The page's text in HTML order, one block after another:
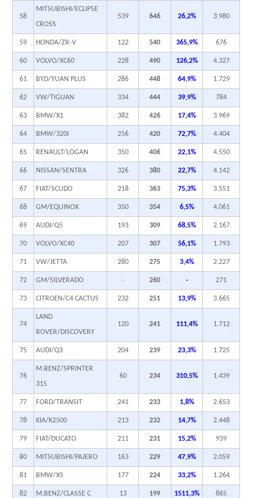
58
MITSUBISHI/ECLIPSE
CROSS
539 646 26,2% 3.980
59 HONDA/ZR-V 122 540 365,9% 676
60 VOLVO/XC60 228 490 126,2% 4.327
61 BYD/YUAN PLUS 286 448 64,9% 1.729
62 VW/TIGUAN 334 444 39,9% 784
63 BMW/X1 382 426 17,4% 3.969
64 BMW/320I 256 420 72,7% 4.404
65 RENAULT/LOGAN 350 406 22,1% 4.550
66 NISSAN/SENTRA 326 380 22,7% 4.142
67 FIAT/SCUDO 218 363 75,3% 3.551
68 GM/EQUINOX 350 354 6,5% 4.061
69 AUDI/Q5 193 309 68,5% 2.167
70 VOLVO/XC40 207 307 56,1% 1.793
71 VW/JETTA 280 275 3,4% 2.227
72 GM/SILVERADO - 260 - 271
73 CITROEN/C4 CACTUS 232 251 13,9% 3.665
74
LAND
ROVER/DISCOVERY
120 241 111,4% 1.712
75 AUDI/Q3 204 239 23,3% 1.725
76
M.BENZ/SPRINTER
315
60 234 310,5% 1.439
77 FORD/TRANSIT 241 233 1,8% 2.653
78 KIA/K2500 213 232 14,7% 2.448
79 FIAT/DUCATO 211 231 15,2% 939
80 MITSUBISHI/PAJERO 163 229 47,9% 2.059
81 BMW/X5 177 224 33,2% 1.264
82 M.BENZ/CLASSE C 13 199 1511,3% 865